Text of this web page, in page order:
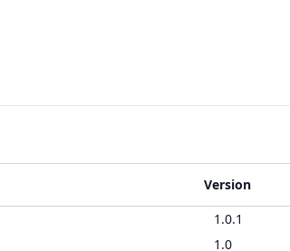
Version
1.0.1
1.0